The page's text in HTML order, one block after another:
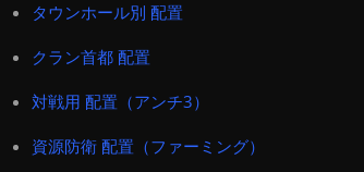
タウンホール別 配置
クラン首都 配置
対戦用 配置（アンチ3）
資源防衛 配置（ファーミング）